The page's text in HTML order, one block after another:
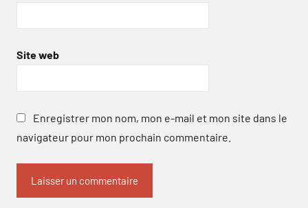
Site web
Enregistrer mon nom, mon e-mail et mon site dans le
navigateur pour mon prochain commentaire.